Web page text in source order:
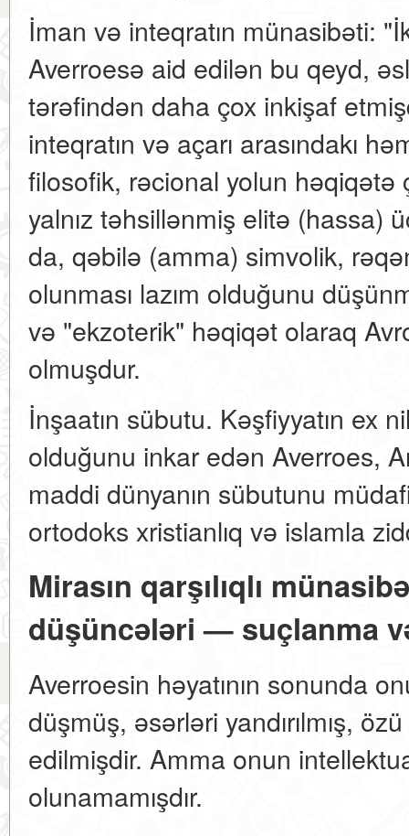
İman və inteqratın münasibəti:
Averroesə aid edilən bu qeyd,
tərəfindən daha çox inkişaf
inteqratın və açarı arasındakı
filosofik, rəcional yolun
yalnız təhsillənmiş elitə (hassa)
da, qəbilə (amma) simvolik,
olunması lazım olduğunu
və "ekzoterik" həqiqət olaraq
olmuşdur.
İnşaatın sübutu. Kəşfiyyatın ex
olduğunu inkar edən Averroes,
maddi dünyanın sübutunu
ortodoks xristianlıq və islamla
Mirasın qarşılıqlı
düşüncələri — suçlanma
Averroesin həyatının sonunda
düşmüş, əsərləri yandırılmış,
edilmişdir. Amma onun
olunamamışdır.